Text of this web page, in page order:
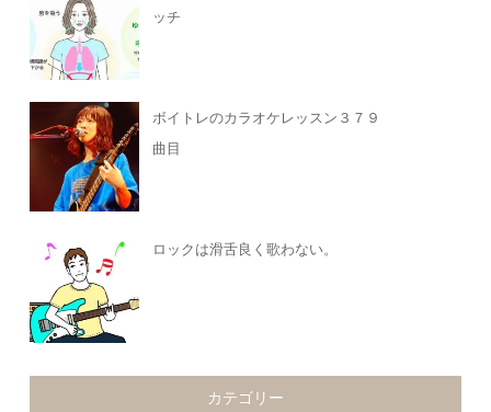
ッチ
ボイトレのカラオケレッスン３７９
曲目
ロックは滑舌良く歌わない。
カテゴリー